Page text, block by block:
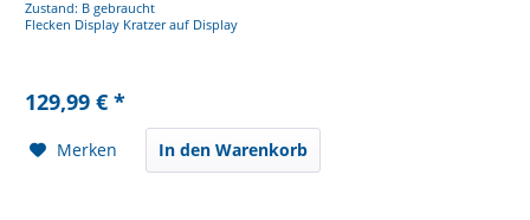
Zustand: B gebraucht
Flecken Display Kratzer auf Display
129,99 € *
Merken In den Warenkorb